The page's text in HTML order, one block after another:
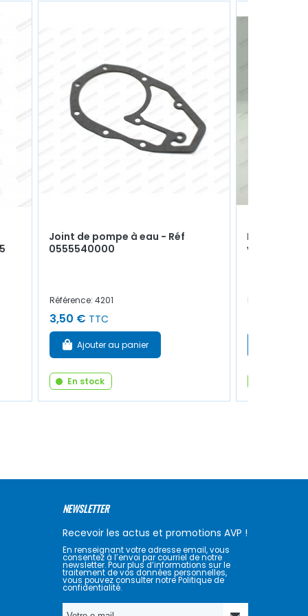
Joint de pompe à eau - Réf
0555540000
Référence: 4201
3,50 € TTC
Ajouter au panier
En stock
Poulie en
vilebrequin
Référence: 2011
NEWSLETTER
Recevoir les actus et promotions AVP !
En renseignant votre adresse email, vous
consentez à l’envoi par courriel de notre
newsletter. Pour plus d’informations sur le
traitement de vos données personnelles,
vous pouvez consulter notre Politique de
confidentialité.